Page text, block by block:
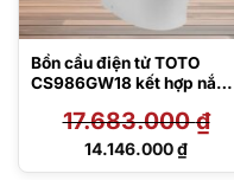
Bồn cầu điện tử TOTO
CS986GW18 kết hợp nắp
TCF23710AAA C2 Simple
17.683.000₫
Giá
14.146.000₫
Giá